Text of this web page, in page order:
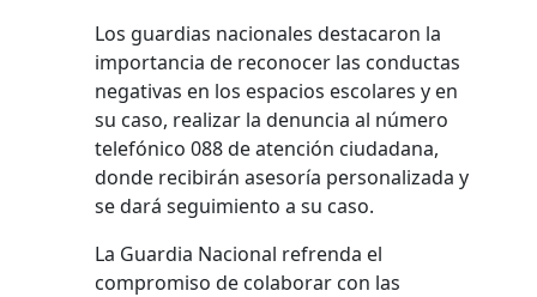
Los guardias nacionales destacaron la
importancia de reconocer las conductas
negativas en los espacios escolares y en
su caso, realizar la denuncia al número
telefónico 088 de atención ciudadana,
donde recibirán asesoría personalizada y
se dará seguimiento a su caso.
La Guardia Nacional refrenda el
compromiso de colaborar con las